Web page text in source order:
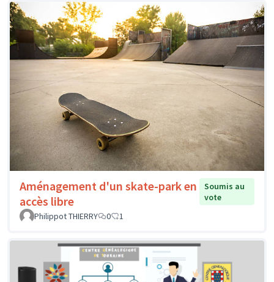
Aménagement d'un skate-park en
accès libre
Soumis au
vote
Philippot THIERRY
0 1